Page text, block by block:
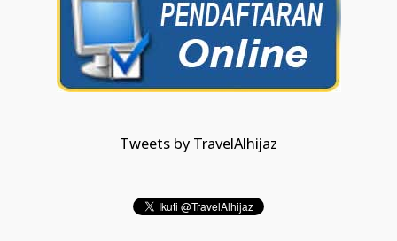
Tweets by TravelAlhijaz